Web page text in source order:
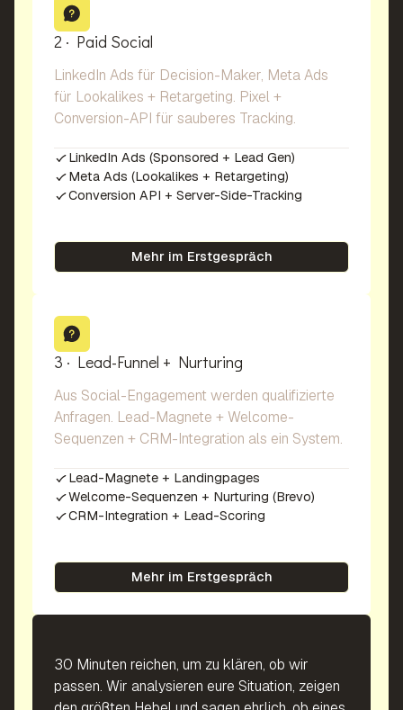
2 · Paid Social
LinkedIn Ads für Decision-Maker, Meta Ads
für Lookalikes + Retargeting. Pixel +
Conversion-API für sauberes Tracking.
LinkedIn Ads (Sponsored + Lead Gen)
Meta Ads (Lookalikes + Retargeting)
Conversion API + Server-Side-Tracking
Mehr im Erstgespräch
3 · Lead-Funnel + Nurturing
Aus Social-Engagement werden qualifizierte
Anfragen. Lead-Magnete + Welcome-
Sequenzen + CRM-Integration als ein System.
Lead-Magnete + Landingpages
Welcome-Sequenzen + Nurturing (Brevo)
CRM-Integration + Lead-Scoring
Mehr im Erstgespräch
30 Minuten reichen, um zu klären, ob wir
passen. Wir analysieren eure Situation, zeigen